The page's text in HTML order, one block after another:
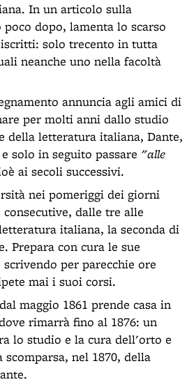
In un articolo sulla
dopo, lamenta lo scarso
solo trecento in tutta
neanche uno nella facoltà
annuncia agli amici di
per molti anni dallo studio
della letteratura italiana, Dante,
solo in seguito passare "alle
ai secoli successivi.
nei pomeriggi dei giorni
dalle tre alle
italiana, la seconda di
Prepara con cura le sue
per parecchie ore
mai i suoi corsi.
maggio 1861 prende casa in
rimarrà fino al 1876: un
lo studio e la cura dell'orto e
nel 1870, della